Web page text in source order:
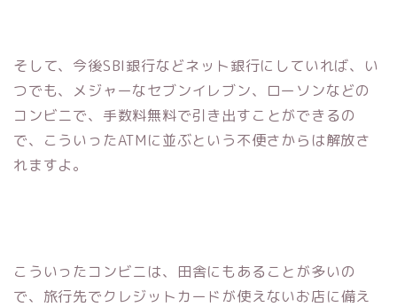
そして、今後SBI銀行などネット銀行にしていれば、い
つでも、メジャーなセブンイレブン、ローソンなどの
コンビニで、手数料無料で引き出すことができるの
で、こういったATMに並ぶという不便さからは解放さ
れますよ。
こういったコンビニは、田舎にもあることが多いの
で、旅行先でクレジットカードが使えないお店に備え